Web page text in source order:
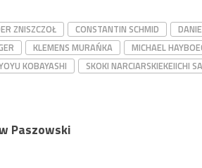
ZNISZCZOŁ CONSTANTIN SCHMID
KLEMENS MURAŃKA MICHAEL
KOBAYASHI SKOKI NARCIARSKIEKEIICHI
Paszowski